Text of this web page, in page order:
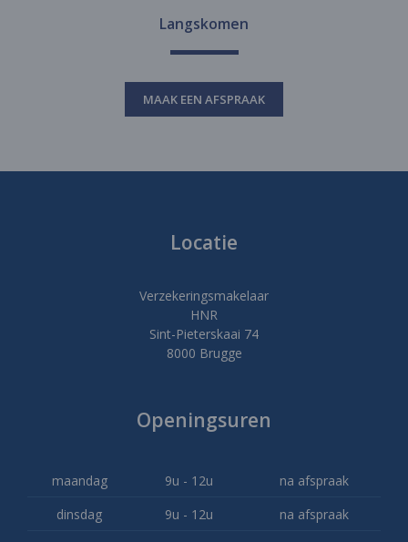
Langskomen
MAAK EEN AFSPRAAK
Locatie
Verzekeringsmakelaar
HNR
Sint-Pieterskaai 74
8000 Brugge
Openingsuren
maandag 9u - 12u
na afspraak
dinsdag
9u - 12u
na afspraak